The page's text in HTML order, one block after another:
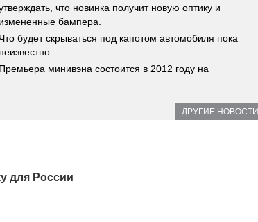
что новинка получит новую оптику и
измененные бампера.
Что будет скрываться под капотом автомобиля пока
неизвестно.
Премьера минивэна состоится в 2012 году на
ДРУГИЕ НОВОСТИ
для России